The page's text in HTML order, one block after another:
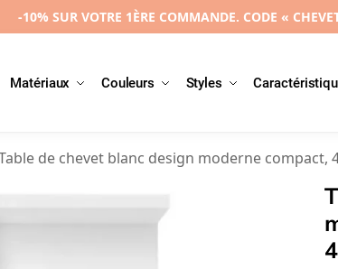
-10% SUR VOTRE 1ÈRE COMMANDE. CODE «
Matériaux Couleurs Styles
de chevet blanc design moderne compact,